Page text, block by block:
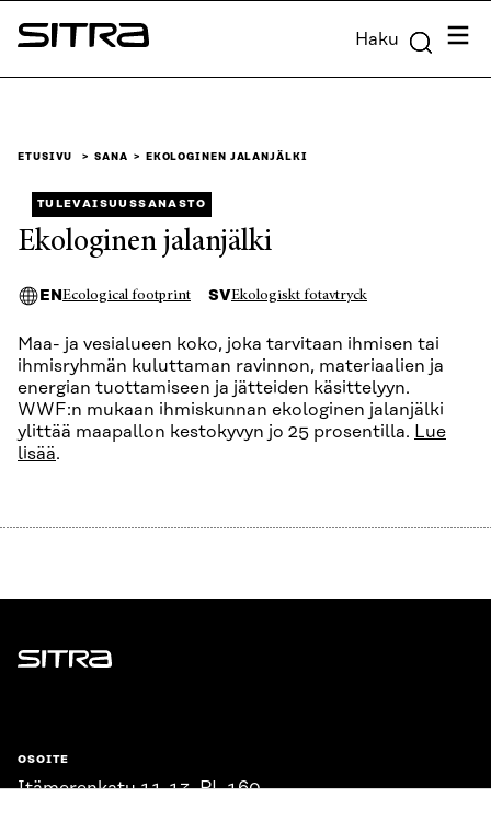
Siirry
suoraan
Sitra Haku
ETUSIVU SANA EKOLOGINEN JALANJÄLKI
TULEVAISUUSSANASTO
Ekologinen jalanjälki
EN Ecological footprint SVEkologiskt fotavtryck
Maa- ja vesialueen koko, joka tarvitaan ihmisen tai
ihmisryhmän kuluttaman ravinnon, materiaalien ja
energian tuottamiseen ja jätteiden käsittelyyn.
WWF:n mukaan ihmiskunnan ekologinen jalanjälki
ylittää maapallon kestokyvyn jo 25 prosentilla. Lue
lisää.
Sitra
OSOITE
Itämerenkatu 11-13, PL 160,